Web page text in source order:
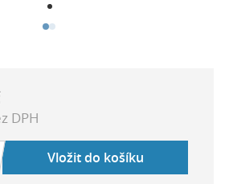
DPH
Vložit do košíku